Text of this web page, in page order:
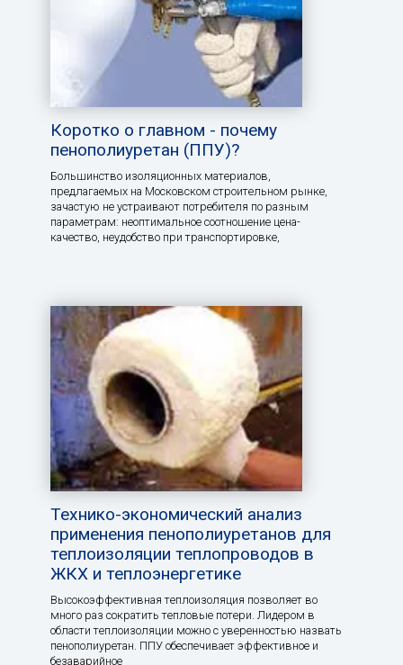
Коротко о главном - почему
пенополиуретан (ППУ)?
Большинство изоляционных материалов,
предлагаемых на Московском строительном рынке,
зачастую не устраивают потребителя по разным
параметрам: неоптимальное соотношение цена-
качество, неудобство при транспортировке,
Технико-экономический анализ
применения пенополиуретанов для
теплоизоляции теплопроводов в
ЖКХ и теплоэнергетике
Высокоэффективная теплоизоляция позволяет во
много раз сократить тепловые потери. Лидером в
области теплоизоляции можно с уверенностью назвать
пенополиуретан. ППУ обеспечивает эффективное и
безаварийное